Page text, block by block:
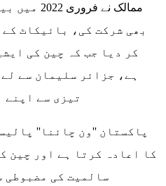
ممالک نے
بھی شرکت کی، بائیکاٹ
کر دیا جب کہ چین کی
ہے، جزائر سلیمان سے
تیزی سے اپنے
پاکستان ''ون چائنا''
کا اعادہ کرتا ہے اور چین
سالمیت کی مضبوطی